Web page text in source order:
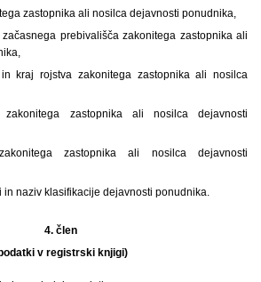
zastopnika ali nosilca dejavnosti ponudnika,
prebivališča zakonitega zastopnika ali
kraj rojstva zakonitega zastopnika ali nosilca
zastopnika ali nosilca dejavnosti
zastopnika ali nosilca dejavnosti
in naziv klasifikacije dejavnosti ponudnika.
4. člen
v registrski knjigi)